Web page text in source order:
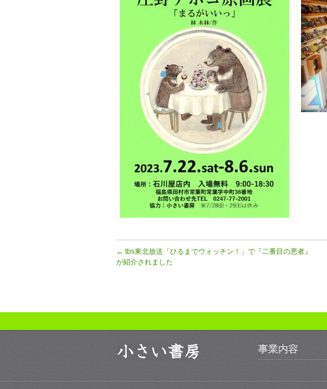
← tbs東北放送「ひるまでウォッチン！」で『二番目の悪者』
が紹介されました
事業内容